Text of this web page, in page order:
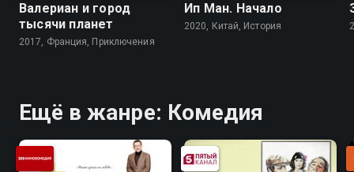
Валериан и город
тысячи планет
2017, Франция, Приключения
Ип Ман. Начало
2020, Китай, История
Ещё в жанре: Комедия